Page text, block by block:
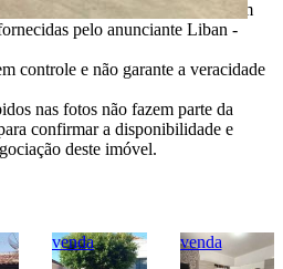
deste anúncio fazem parte de um
pelo anunciante Liban -
controle e não garante a veracidade
nas fotos não fazem parte da
confirmar a disponibilidade e
deste imóvel.
venda
venda